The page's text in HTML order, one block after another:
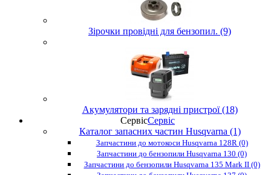
Зірочки провідні для бензопил. (9)
Акумулятори та зарядні пристрої (18)
СервісСервіс
Каталог запасних частин Husqvarna (1)
Запчастини до мотокоси Husqvarna 128R (0)
Запчастини до бензопили Husqvarna 130 (0)
Запчастини до бензопили Husqvarna 135 Mark II (0)